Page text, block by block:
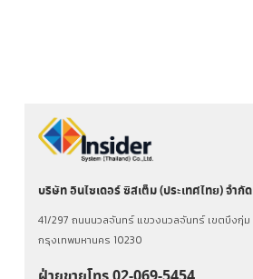
บริษัท อินไซเดอร์ ซิสเต็ม (ประเทศไทย) จำกัด
41/297 ถนนนวลจันทร์ แขวงนวลจันทร์ เขตบึงกุ่ม
กรุงเทพมหานคร 10230